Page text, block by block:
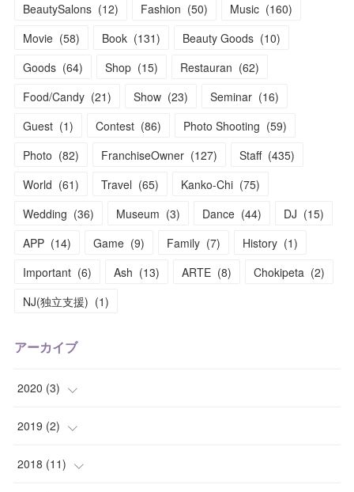
BeautySalons (12) Fashion (50) Music (160)
Movie (58) Book (131) Beauty Goods (10)
Goods (64) Shop (15) Restauran (62)
Food/Candy (21) Show (23) Seminar (16)
Guest (1) Contest (86) Photo Shooting (59)
Photo (82) FranchiseOwner (127) Staff (435)
World (61) Travel (65) Kanko-Chi (75)
Wedding (36) Museum (3) Dance (44) DJ (15)
APP (14) Game (9) Family (7) History (1)
Important (6) Ash (13) ARTE (8) Chokipeta (2)
NJ(独立支援) (1)
アーカイブ
2020 (3)
(1
( 1)
2019 (2)
( 1)
2018 (11)